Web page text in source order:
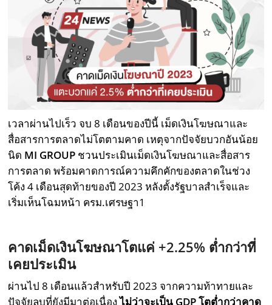
เวลาผ่านไปเร็ว จบ 8 เดือนของปีนี้ เม็ดเงินโฆษณาและ
สื่อสารการตลาดไม่โตตามคาด เหตุจากปัจจัยบวกอันน้อย
นิด MI GROUP ชวนประเมินเม็ดเงินโฆษณาและสื่อสาร
การตลาด พร้อมคาดการณ์ความคึกคักของตลาดในช่วง
โค้ง 4 เดือนสุดท้ายของปี 2023 หลังตั้งรัฐบาลสำเร็จและ
เริ่มเห็นโฉมหน้า ครม.เศรษฐา1
คาดเม็ดเงินโฆษณาโตแค่ +2.25% ต่ำกว่าที่
เคยประเมิน
ผ่านไป 8 เดือนแล้วสำหรับปี 2023 จากความท้าทายและ
ปัจจัยลบที่ยังมีมาต่อเนื่องไม่ว่าจะเป็น GDPโตต่ำกว่าคาด